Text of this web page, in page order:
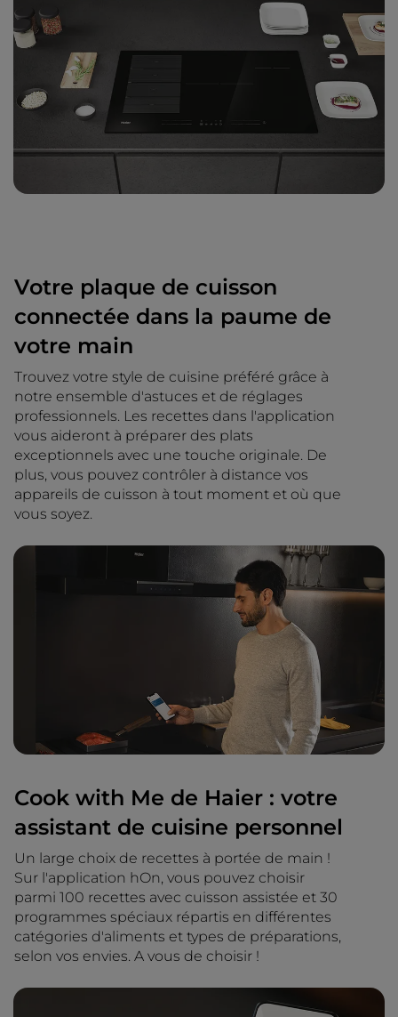
Votre plaque de cuisson
connectée dans la paume de
votre main
Trouvez votre style de cuisine préféré grâce à
notre ensemble d'astuces et de réglages
professionnels. Les recettes dans l'application
vous aideront à préparer des plats
exceptionnels avec une touche originale. De
plus, vous pouvez contrôler à distance vos
appareils de cuisson à tout moment et où que
vous soyez.
Cook with Me de Haier : votre
assistant de cuisine personnel
Un large choix de recettes à portée de main !
Sur l'application hOn, vous pouvez choisir
parmi 100 recettes avec cuisson assistée et 30
programmes spéciaux répartis en différentes
catégories d'aliments et types de préparations,
selon vos envies. A vous de choisir !